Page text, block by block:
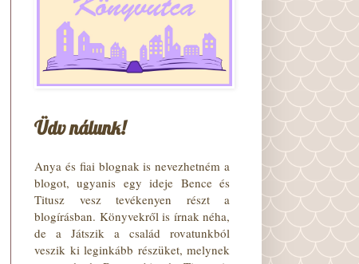
Üdv nálunk!
Anya és fiai blognak is nevezhetném a
blogot, ugyanis egy ideje Bence és
Titusz vesz tevékenyen részt a
blogírásban. Könyvekről is írnak néha,
de a Játszik a család rovatunkból
veszik ki leginkább részüket, melynek